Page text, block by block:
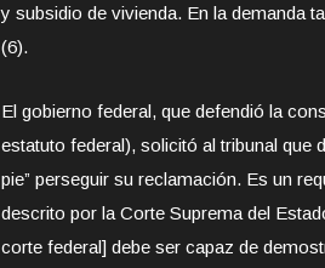
y subsidio de vivienda. En la demanda
(6).
El gobierno federal, que defendió la
estatuto federal), solicitó al tribunal que
pie” perseguir su reclamación. Es un
descrito por la Corte Suprema del
corte federal] debe ser capaz de